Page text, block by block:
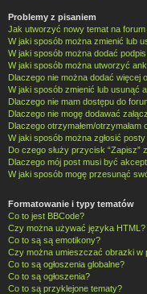
Problemy z pisaniem
Jak utworzyć nowy temat na
W jaki sposób można zmienić lub
W jaki sposób można dodać
W jaki sposób można utworzyć
Dlaczego nie można dodać więcej
W jaki sposób zmienić lub usunąć
Dlaczego nie mam dostępu do
Dlaczego nie mogę dodawać
Dlaczego otrzymałem/otrzymałam
W jaki sposób można zgłosić
Do czego służy przycisk “Zapisz”
Dlaczego mój post musi być
W jaki sposób mogę przesunąć
Formatowanie i typy tematów
Co to jest BBCode?
Czy można używać języka HTML?
Co to są są emotikony?
Czy można umieszczać obrazki w
Co to są ogłoszenia globalne?
Co to są ogłoszenia?
Co to są przyklejone tematy?